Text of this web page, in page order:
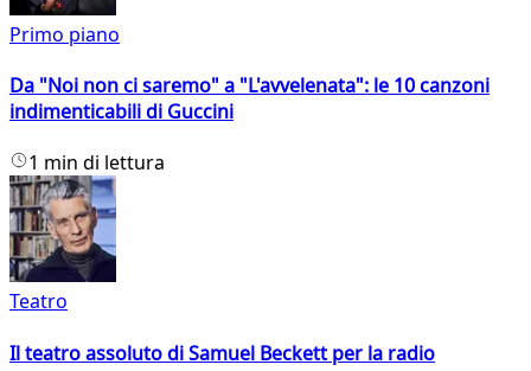
Primo piano
Da "Noi non ci saremo" a "L'avvelenata": le 10 canzoni
indimenticabili di Guccini
1 min di lettura
Teatro
Il teatro assoluto di Samuel Beckett per la radio